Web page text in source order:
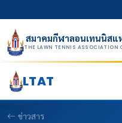
สมาคมกีฬาลอนเทนนิสแ
THE LAWN TENNIS ASSOCIATION
LTAT
ข่าวสาร